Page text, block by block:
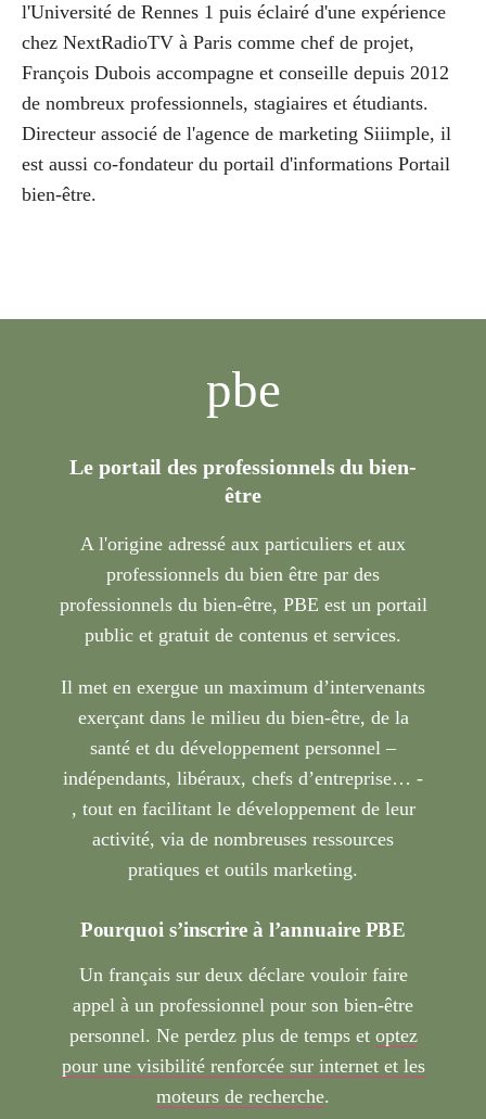
l'Université de Rennes 1 puis éclairé d'une expérience
chez NextRadioTV à Paris comme chef de projet,
François Dubois accompagne et conseille depuis 2012
de nombreux professionnels, stagiaires et étudiants.
Directeur associé de l'agence de marketing Siiimple, il
est aussi co-fondateur du portail d'informations Portail
bien-être.
pbe
Le portail des professionnels du bien-
être
A l'origine adressé aux particuliers et aux
professionnels du bien être par des
professionnels du bien-être, PBE est un portail
public et gratuit de contenus et services.
Il met en exergue un maximum d’intervenants
exerçant dans le milieu du bien-être, de la
santé et du développement personnel –
indépendants, libéraux, chefs d’entreprise… -
, tout en facilitant le développement de leur
activité, via de nombreuses ressources
pratiques et outils marketing.
Pourquoi s’inscrire à l’annuaire PBE
Un français sur deux déclare vouloir faire
appel à un professionnel pour son bien-être
personnel. Ne perdez plus de temps et optez
pour une visibilité renforcée sur internet et les
moteurs de recherche.